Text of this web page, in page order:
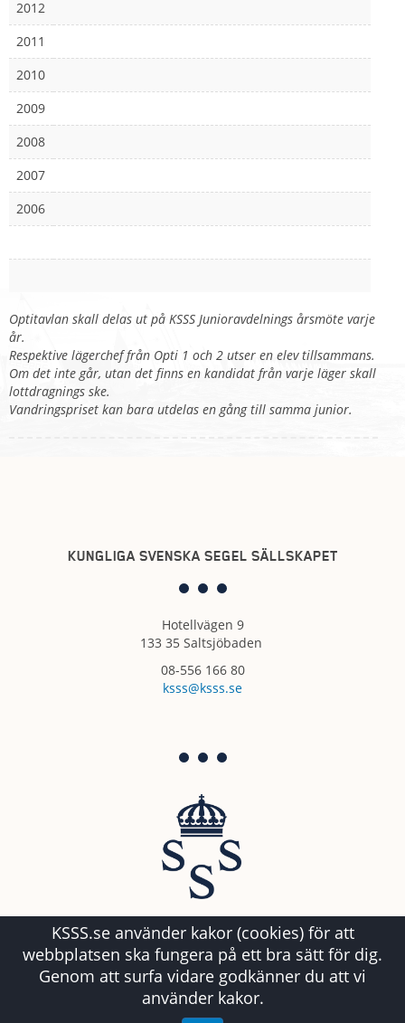
2012
2011
2010
2009
2008
2007
2006
Optitavlan skall delas ut på KSSS Junioravdelnings årsmöte varje
år.
Respektive lägerchef från Opti 1 och 2 utser en elev tillsammans.
Om det inte går, utan det finns en kandidat från varje läger skall
lottdragnings ske.
Vandringspriset kan bara utdelas en gång till samma junior.
KSSS.se använder kakor (cookies) för att
webbplatsen ska fungera på ett bra sätt för dig.
Genom att surfa vidare godkänner du att vi
använder kakor.
KUNGLIGA SVENSKA SEGEL SÄLLSKAPET
Hotellvägen 9
133 35 Saltsjöbaden
08-556 166 80
ksss@ksss.se